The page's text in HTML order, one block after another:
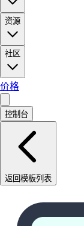
资源
社区
价格
控制台
返回模板列表